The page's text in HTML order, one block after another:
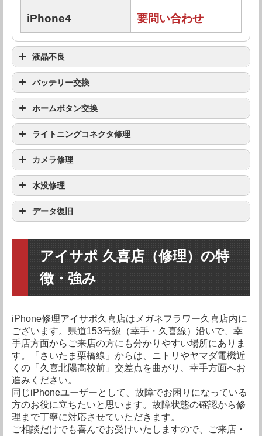
iPhone4 要問い合わせ
液晶不良
機種
iPhoneSE（第2世
代）
要問い合わせ
iPhone11 Pro Max 要問い合わせ
iPhone11 Pro
iPhone11
iPhoneXR 要問い合わせ
iPhoneXS Max 要問い合わせ
iPhoneX 要問い合わせ
iPhone8 Plus 要問い合わせ
iPhone8 要問い合わせ
iPhone7 Plus 要問い合わせ
iPhone7 要問い合わせ
バッテリー交換
機種
iPhoneSE（第2世
代）
要問い合わせ
iPhone11 Pro Max 要問い合わせ
iPhone11 Pro
iPhoneXR 要問い合わせ
iPhoneXS Max
iPhoneXS 要問い合わせ
iPhoneX 要問い合わせ
iPhone8 Plus 要問い合わせ
iPhone8 要問い合わせ
iPhone7 Plus 要問い合わせ
ホームボタン交換
機種
iPhoneSE（第2世
代）
要問い合わせ
iPhone11 Pro Max 要問い合わせ
iPhone11 要問い合わせ
iPhoneXR
iPhoneXS Max 要問い合わせ
iPhoneXS 要問い合わせ
iPhoneX 要問い合わせ
iPhone8 Plus 要問い合わせ
iPhone8 要問い合わせ
ライトニングコネクタ修理
機種
iPhoneSE（第2世
代）
要問い合わせ
iPhone11 Pro 要問い合わせ
iPhone11
iPhoneXR 要問い合わせ
iPhoneXS Max 要問い合わせ
iPhoneXS 要問い合わせ
iPhoneX 要問い合わせ
iPhone8 Plus 要問い合わせ
カメラ修理
iPhoneSE（第2世
要問い合わせ
iPhone11 Pro Max 要問い合わせ
iPhone11 Pro
iPhone11 要問い合わせ
iPhoneXR 要問い合わせ
iPhoneXS Max 要問い合わせ
iPhoneXS 要問い合わせ
iPhoneX 要問い合わせ
水没修理
機種
iPhoneSE（第2世
代）
要問い合わせ
iPhone11 Pro Max
iPhone11 要問い合わせ
iPhoneXR 要問い合わせ
iPhoneXS Max 要問い合わせ
iPhoneXS 要問い合わせ
データ復旧
iPhoneSE（第2世
代）
iPhone11 Pro 要問い合わせ
iPhone11 要問い合わせ
iPhoneXR 要問い合わせ
iPhoneXS Max 要問い合わせ
アイサポ 久喜店（修理）の特
徴・強み
iPhone修理アイサポ久喜店はメガネフラワー久喜店内に
ございます。県道153号線（幸手・久喜線）沿いで、幸
手店方面からご来店の方にも分かりやすい場所にありま
す。「さいたま栗橋線」からは、ニトリやヤマダ電機近
くの「久喜北陽高校前」交差点を曲がり、幸手方面へお
進みください。
同じiPhoneユーザーとして、故障でお困りになっている
方のお役に立ちたいと思います。故障状態の確認から修
理まで丁寧に対応させていただきます。
ご相談だけでも喜んでお受けいたしますので、ご来店・